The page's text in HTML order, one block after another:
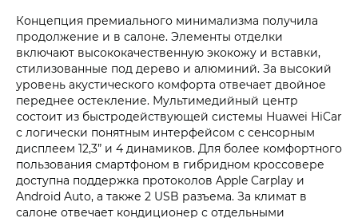
Концепция премиального минимализма получила
продолжение и в салоне. Элементы отделки
включают высококачественную экокожу и вставки,
стилизованные под дерево и алюминий. За высокий
уровень акустического комфорта отвечает двойное
переднее остекление. Мультимедийный центр
состоит из быстродействующей системы Huawei HiCar
с логически понятным интерфейсом с сенсорным
дисплеем 12,3” и 4 динамиков. Для более комфортного
пользования смартфоном в гибридном кроссовере
доступна поддержка протоколов Apple Carplay и
Android Auto, а также 2 USB разъема. За климат в
салоне отвечает кондиционер с отдельными